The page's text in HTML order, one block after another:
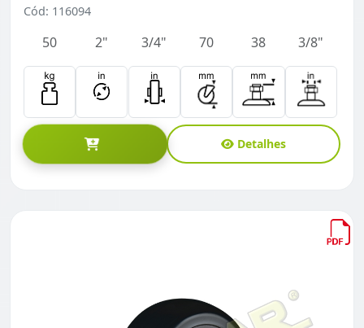
Cód: 116094
50 2" 3/4" 70 38 3/8"
Detalhes